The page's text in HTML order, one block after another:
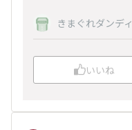
きまぐれダンディ
いいね